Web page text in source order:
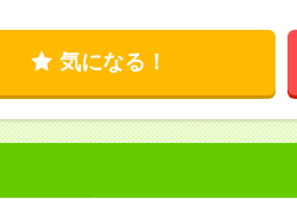
気になる！